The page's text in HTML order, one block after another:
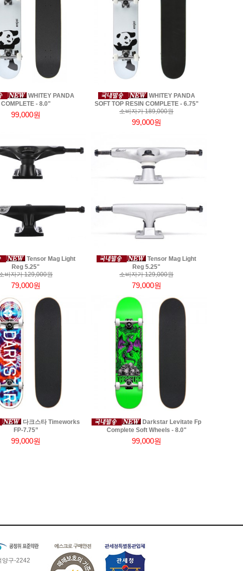
WHITEY PANDA
COMPLETE - 8.0"
99,000원
WHITEY PANDA
SOFT TOP RESIN COMPLETE - 6.75"
소비자가 189,000원
99,000원
Tensor Mag Light
Reg 5.25"
비자가 129,000원
79,000원
Tensor Mag Light
Reg 5.25"
소비자가 129,000원
79,000원
다크스타 Timeworks
FP-7.75”
99,000원
Darkstar Levitate Fp
Complete Soft Wheels - 8.0"
99,000원
양구-2242